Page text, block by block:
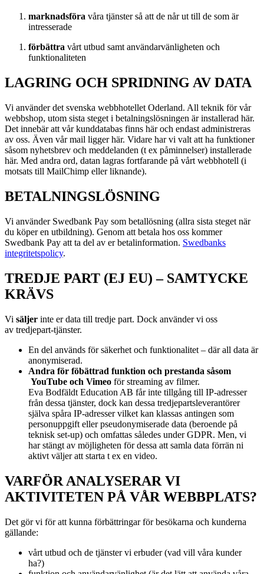
marknadsföra våra tjänster så att de når ut till de som är
intresserade
förbättra vårt utbud samt användarvänligheten och
funktionaliteten
LAGRING OCH SPRIDNING AV DATA
Vi använder det svenska webbhotellet Oderland. All teknik för vår
webbshop, utom sista steget i betalningslösningen är installerad här.
Det innebär att vår kunddatabas finns här och endast administreras
av oss. Även vår mail ligger här. Vidare har vi valt att ha funktioner
såsom nyhetsbrev och meddelanden (t ex påminnelser) installerade
här. Med andra ord, datan lagras fortfarande på vårt webbhotell (i
motsats till MailChimp eller liknande).
BETALNINGSLÖSNING
Vi använder Swedbank Pay som betallösning (allra sista steget när
du köper en utbildning). Genom att betala hos oss kommer
Swedbank Pay att ta del av er betalinformation. Swedbanks
integritetspolicy.
TREDJE PART (EJ EU) – SAMTYCKE
KRÄVS
Vi säljer inte er data till tredje part. Dock använder vi oss
av tredjepart-tjänster.
En del används för säkerhet och funktionalitet – där all data är
anonymiserad.
Andra för föbättrad funktion och prestanda såsom
YouTube och Vimeo för streaming av filmer.
Eva Bodfäldt Education AB får inte tillgång till IP-adresser
från dessa tjänster, dock kan dessa tredjepartsleverantörer
själva spåra IP-adresser vilket kan klassas antingen som
personuppgift eller pseudonymiserade data (beroende på
teknisk set-up) och omfattas således under GDPR. Men, vi
har stängt av möjligheten för dessa att samla data förrän ni
aktivt väljer att starta t ex en video.
VARFÖR ANALYSERAR VI
AKTIVITETEN PÅ VÅR WEBBPLATS?
Det gör vi för att kunna förbättringar för besökarna och kunderna
gällande:
vårt utbud och de tjänster vi erbuder (vad vill våra kunder
ha?)